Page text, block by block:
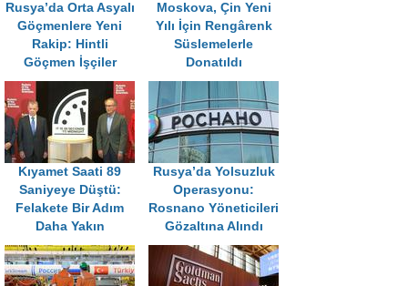
Rusya’da Orta Asyalı
Göçmenlere Yeni
Rakip: Hintli
Göçmen İşçiler
Moskova, Çin Yeni
Yılı İçin Rengârenk
Süslemelerle
Donatıldı
Kıyamet Saati 89
Saniyeye Düştü:
Felakete Bir Adım
Daha Yakın
Rusya’da Yolsuzluk
Operasyonu:
Rosnano Yöneticileri
Gözaltına Alındı